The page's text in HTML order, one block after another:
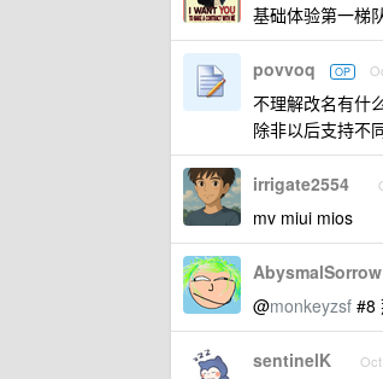
基础体验第一梯
povvoq OP
不理解改名有什
除非以后支持不
irrigate2554
mv miui mios
AbysmalSorrow
@monkeyzsf #8
sentinelK